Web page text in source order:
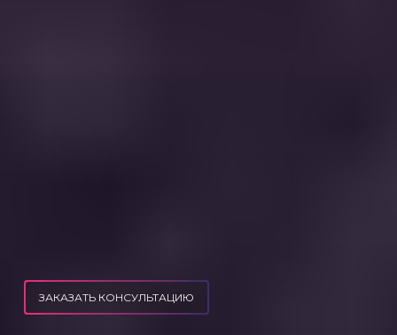
ЗАКАЗАТЬ КОНСУЛЬТАЦИЮ